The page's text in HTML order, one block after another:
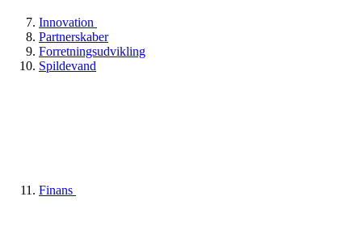
Innovation
Partnerskaber
Forretningsudvikling
Spildevand
Finans